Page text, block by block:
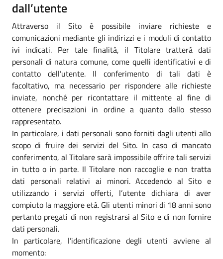
dall’utente
Attraverso il Sito è possibile inviare richieste e
comunicazioni mediante gli indirizzi e i moduli di contatto
ivi indicati. Per tale finalità, il Titolare tratterà dati
personali di natura comune, come quelli identificativi e di
contatto dell’utente. Il conferimento di tali dati è
facoltativo, ma necessario per rispondere alle richieste
inviate, nonché per ricontattare il mittente al fine di
ottenere precisazioni in ordine a quanto dallo stesso
rappresentato.
In particolare, i dati personali sono forniti dagli utenti allo
scopo di fruire dei servizi del Sito. In caso di mancato
conferimento, al Titolare sarà impossibile offrire tali servizi
in tutto o in parte. Il Titolare non raccoglie e non tratta
dati personali relativi ai minori. Accedendo al Sito e
utilizzando i servizi offerti, l’utente dichiara di aver
compiuto la maggiore età. Gli utenti minori di 18 anni sono
pertanto pregati di non registrarsi al Sito e di non fornire
dati personali.
In particolare, l’identificazione degli utenti avviene al
momento: